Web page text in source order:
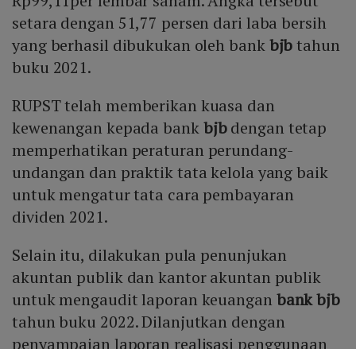
setara dengan 51,77 persen dari laba bersih
yang berhasil dibukukan oleh bankbjbtahun
buku 2021.
RUPST telah memberikan kuasa dan
kewenangan kepada bankbjbdengan tetap
memperhatikan peraturan perundang-
undangan dan praktik tata kelola yang baik
untuk mengatur tata cara pembayaran
dividen 2021.
Selain itu, dilakukan pula penunjukan
akuntan publik dan kantor akuntan publik
untuk mengaudit laporan keuangan bank bjb
tahun buku 2022. Dilanjutkan dengan
penyampaian laporan realisasi penggunaan